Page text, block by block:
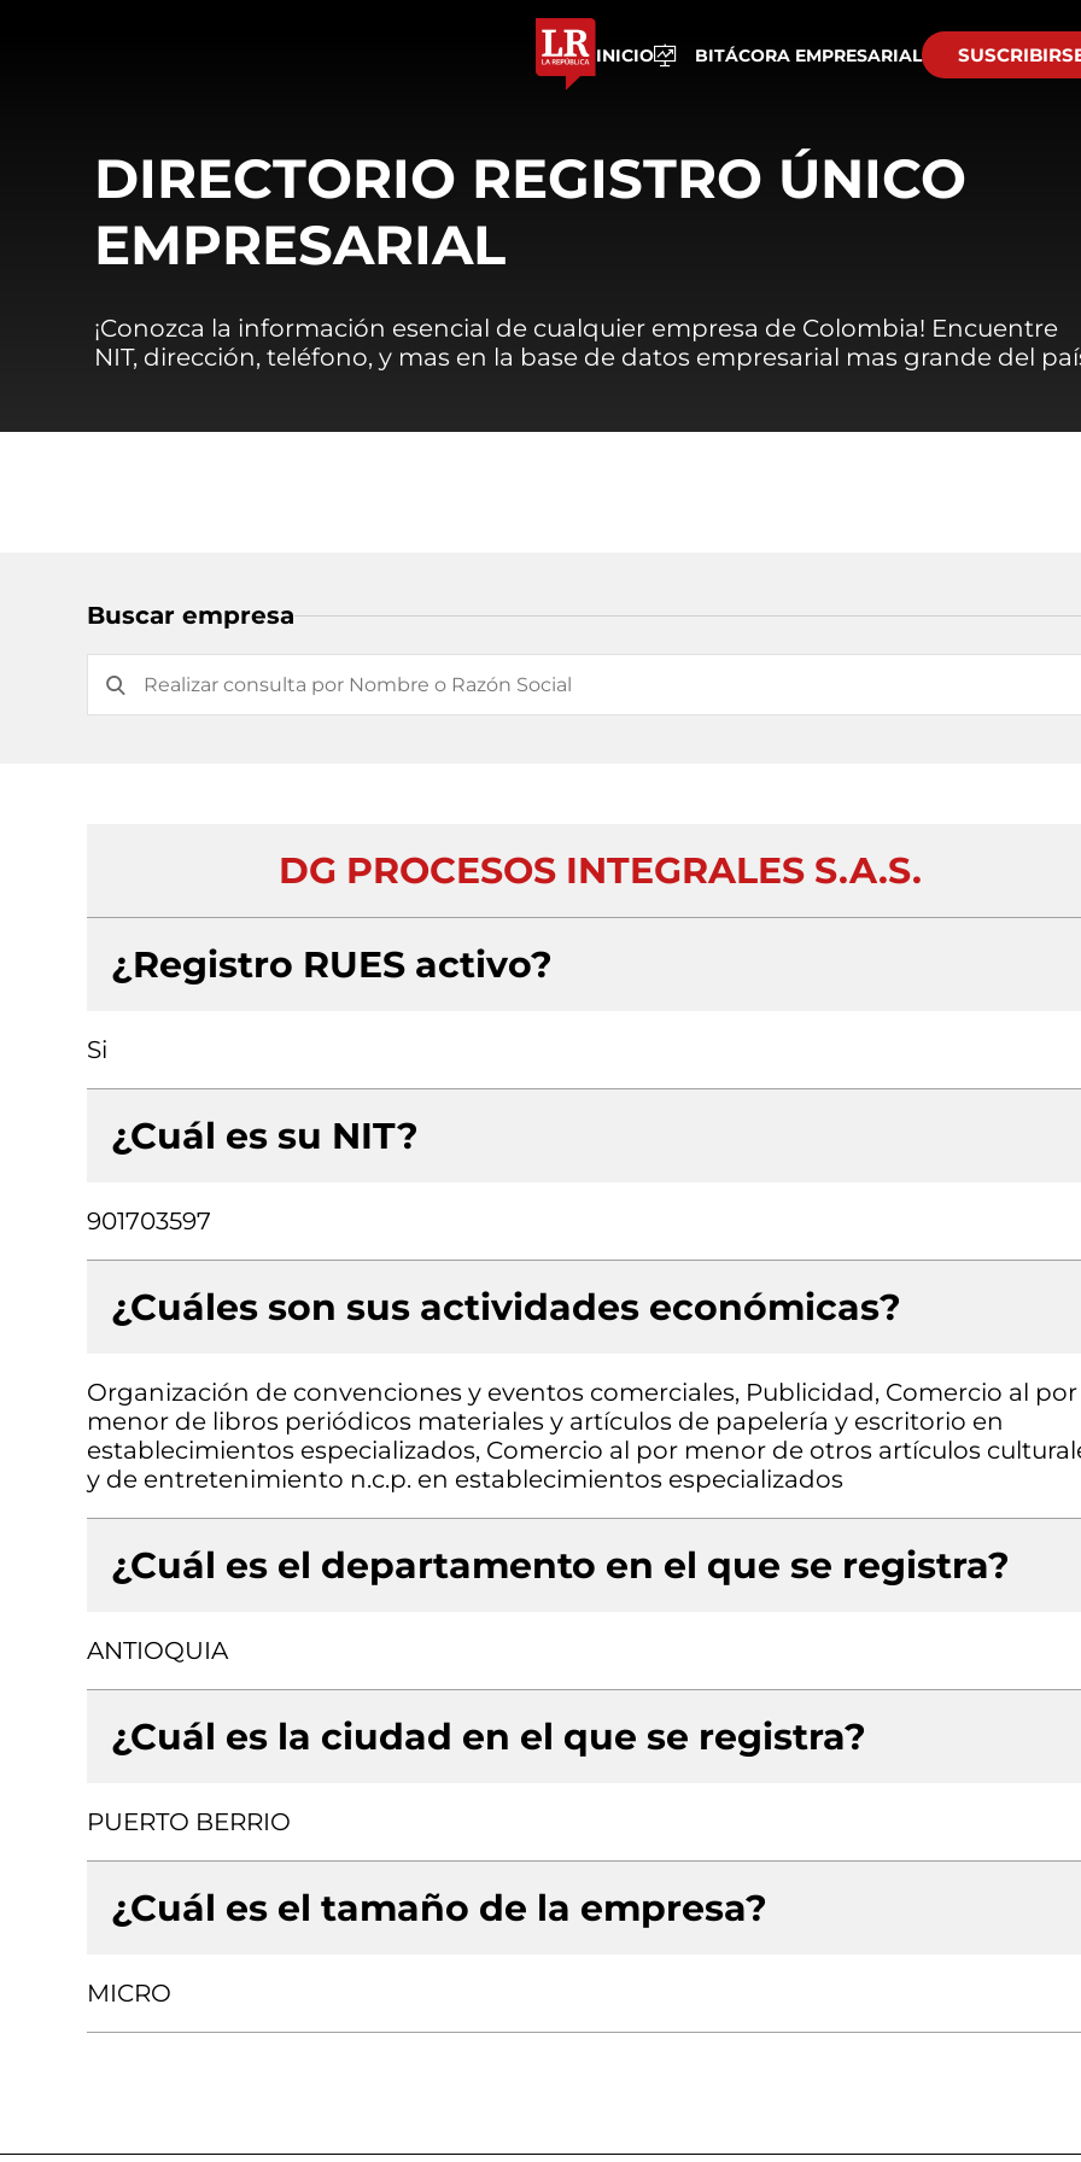
INICIO BITÁCORA EMPRESARIAL
DIRECTORIO REGISTRO ÚNICO
EMPRESARIAL
¡Conozca la información esencial de cualquier empresa de Colombia! Encuentre
NIT, dirección, teléfono, y mas en la base de datos empresarial mas grande del
Buscar empresa
DG PROCESOS INTEGRALES S.A.S.
¿Registro RUES activo?
Si
¿Cuál es su NIT?
901703597
¿Cuáles son sus actividades económicas?
Organización de convenciones y eventos comerciales, Publicidad, Comercio al por
menor de libros periódicos materiales y artículos de papelería y escritorio en
establecimientos especializados, Comercio al por menor de otros artículos
y de entretenimiento n.c.p. en establecimientos especializados
¿Cuál es el departamento en el que se registra?
ANTIOQUIA
¿Cuál es la ciudad en el que se registra?
PUERTO BERRIO
¿Cuál es el tamaño de la empresa?
MICRO